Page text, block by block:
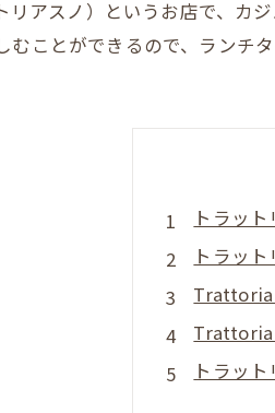
アスノ）というお店で、カ
むことができるので、ランチ
トラッ
トラッ
Trattoria
Trattoria
トラッ